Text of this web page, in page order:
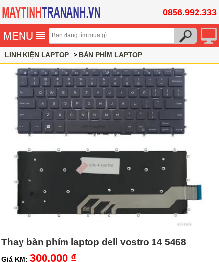
0856.992.333
LINH KIỆN LAPTOP BÀN PHÍM LAPTOP
Thay bàn phím laptop dell vostro 14 5468
Giá KM: 300,000 ₫